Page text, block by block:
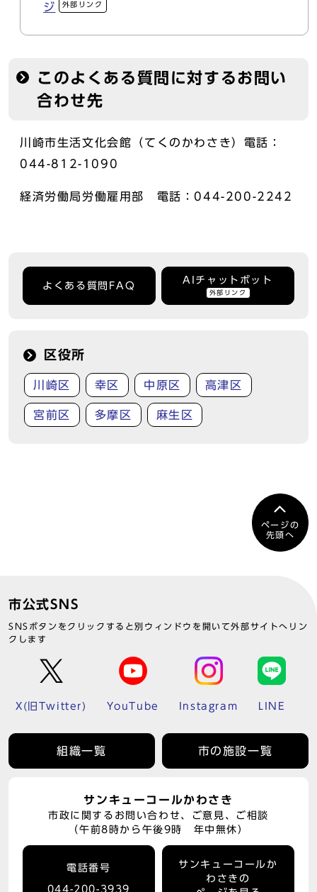
ジ
外部リンク
このよくある質問に対するお問い
合わせ先
川崎市生活文化会館（てくのかわさき）電話：
044-812-1090
経済労働局労働雇用部 電話：044-200-2242
よくある質問FAQ
AIチャットボット
外部リンク
区役所
川崎区 幸区 中原区 高津区
宮前区 多摩区 麻生区
ページの
先頭へ
市公式SNS
SNSボタンをクリックすると別ウィンドウを開いて外部サイトへリン
クします
X(旧Twitter) YouTube Instagram LINE
組織一覧 市の施設一覧
サンキューコールかわさき
市政に関するお問い合わせ、ご意見、ご相談
（午前8時から午後9時 年中無休）
電話番号
044-200-3939
サンキューコールか
わさきの